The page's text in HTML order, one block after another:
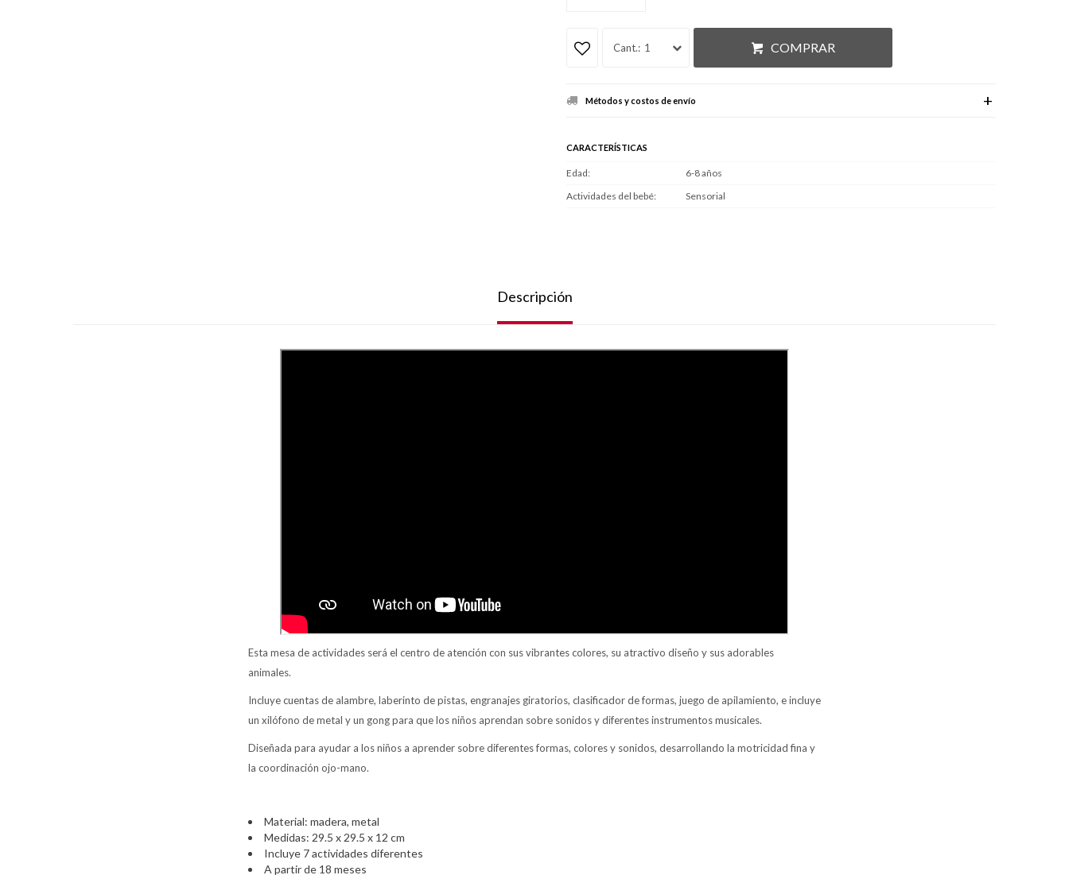
1 COMPRAR
Métodos y costos de envío
CARACTERÍSTICAS
Edad
6-8 años
Actividades del bebé
Sensorial
Descripción
Esta mesa de actividades será el centro de atención con sus vibrantes colores, su atractivo diseño y sus adorables
animales.
Incluye cuentas de alambre, laberinto de pistas, engranajes giratorios, clasificador de formas, juego de apilamiento, e incluye
un xilófono de metal y un gong para que los niños aprendan sobre sonidos y diferentes instrumentos musicales.
Diseñada para ayudar a los niños a aprender sobre diferentes formas, colores y sonidos, desarrollando la motricidad fina y
la coordinación ojo-mano.
Material: madera, metal
Medidas: 29.5 x 29.5 x 12 cm
Incluye 7 actividades diferentes
A partir de 18 meses